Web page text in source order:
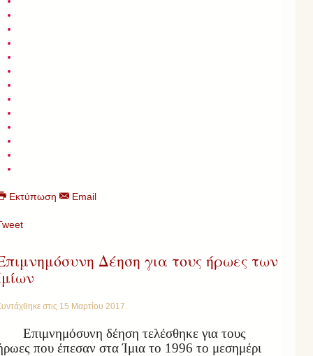
Εκτύπωση Email
Δέηση για τους ήρωες των
στις 15 Μαρτίου 2017.
Επιμνημόσυνη δέηση τελέσθηκε για τους
που έπεσαν στα Ίμια το 1996 το μεσημέρι